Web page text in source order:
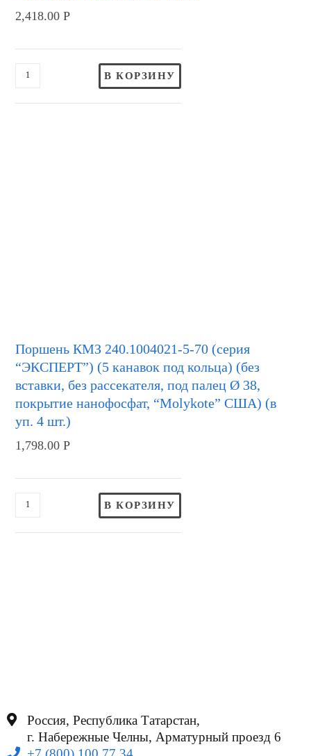
2,418.00Р
В КОРЗИНУ
Поршень КМЗ 240.1004021-5-70 (серия
“ЭКСПЕРТ”) (5 канавок под кольца) (без
вставки, без рассекателя, под палец Ø 38,
покрытие нанофосфат, “Molykote” США) (в
уп. 4 шт.)
1,798.00Р
В КОРЗИНУ
Россия, Республика Татарстан,
г. Набережные Челны, Арматурный проезд 6